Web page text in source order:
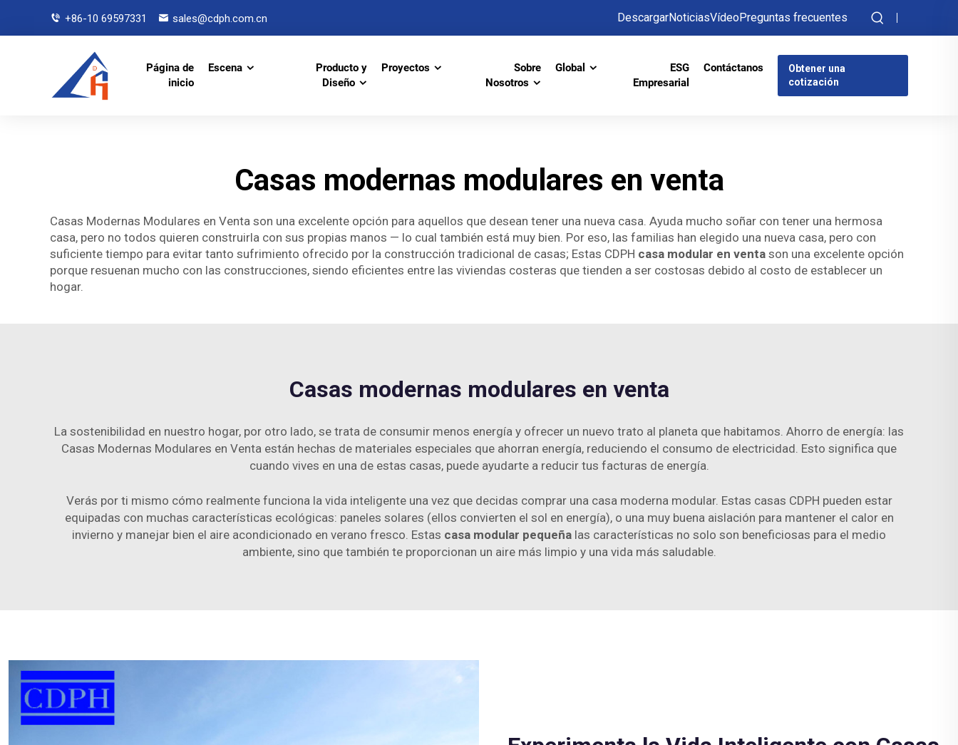
+86-10 69597331 sales@cdph.com.cn DescargarNoticiasVídeoPreguntas frecuentes
Página de
inicio
Escena
Producto y
Diseño
Proyectos
Sobre
Nosotros
Global
ESG
Empresarial
Contáctanos
Obtener una
cotización
Casas modernas modulares en venta
Casas Modernas Modulares en Venta son una excelente opción para aquellos que desean tener una nueva casa. Ayuda mucho soñar con tener una hermosa
casa, pero no todos quieren construirla con sus propias manos — lo cual también está muy bien. Por eso, las familias han elegido una nueva casa, pero con
suficiente tiempo para evitar tanto sufrimiento ofrecido por la construcción tradicional de casas; Estas CDPH casa modular en venta son una excelente opción
porque resuenan mucho con las construcciones, siendo eficientes entre las viviendas costeras que tienden a ser costosas debido al costo de establecer un
hogar.
Casas modernas modulares en venta
La sostenibilidad en nuestro hogar, por otro lado, se trata de consumir menos energía y ofrecer un nuevo trato al planeta que habitamos. Ahorro de energía: las
Casas Modernas Modulares en Venta están hechas de materiales especiales que ahorran energía, reduciendo el consumo de electricidad. Esto significa que
cuando vives en una de estas casas, puede ayudarte a reducir tus facturas de energía.
Verás por ti mismo cómo realmente funciona la vida inteligente una vez que decidas comprar una casa moderna modular. Estas casas CDPH pueden estar
equipadas con muchas características ecológicas: paneles solares (ellos convierten el sol en energía), o una muy buena aislación para mantener el calor en
invierno y manejar bien el aire acondicionado en verano fresco. Estas casa modular pequeña las características no solo son beneficiosas para el medio
ambiente, sino que también te proporcionan un aire más limpio y una vida más saludable.